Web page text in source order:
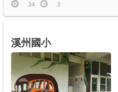
34 3
溪州國小